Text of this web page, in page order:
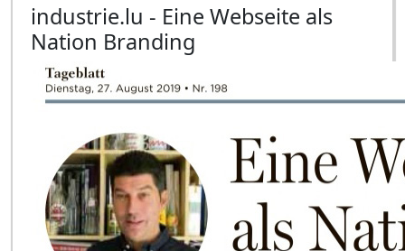
industrie.lu - Eine Webseite als
Nation Branding